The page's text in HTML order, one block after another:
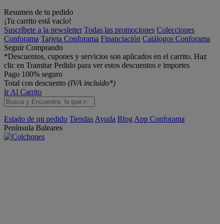
Resumen de tu pedido
¡Tu carrito está vacío!
Suscríbete a la newsletter Todas las promociones Colecciones
Conforama Tarjeta Conforama Financiación Catálogos Conforama
Seguir Comprando
*Descuentos, cupones y servicios son aplicados en el carrito. Haz
clic en Tramitar Pedido para ver estos descuentos e importes
Pago 100% seguro
Total con descuento (IVA incluido*)
Ir Al Carrito
Estado de mi pedido Tiendas Ayuda Blog App Conforama
Península Baleares